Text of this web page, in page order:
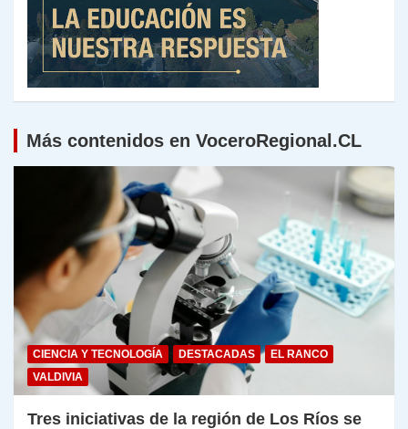
Más contenidos en VoceroRegional.CL
CIENCIA Y TECNOLOGÍA DESTACADAS
EL RANCO
VALDIVIA
Tres iniciativas de la región de Los Ríos se